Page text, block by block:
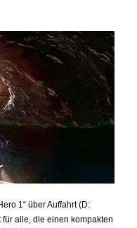
1“ über Auffahrt (D:
für alle, die einen kompakten